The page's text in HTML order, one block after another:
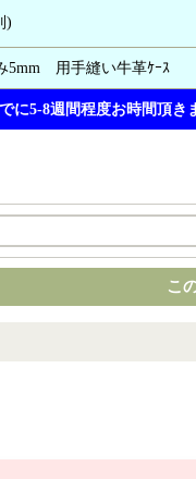
)
用手縫い牛革ｹｰｽ
に5-8週間程度お時間頂き
こ